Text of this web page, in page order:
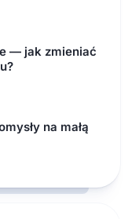
— jak zmieniać
na małą